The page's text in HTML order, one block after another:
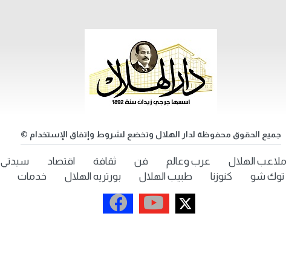
جميع الحقوق محفوظة لدار الهلال وتخضع لشروط وإتفاق الإستخدام ©
ملاعب الهلال عرب وعالم فن ثقافة اقتصاد سيدتي
توك شو
كنوزنا طبيب الهلال بورتريه الهلال خدمات